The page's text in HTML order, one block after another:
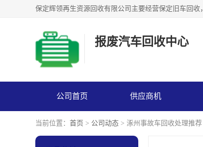
报废汽车回收中心
公司首页 供应商机
当前位置： 首页 > 公司动态 > 涿州事故车回收处理推荐